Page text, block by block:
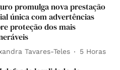
promulga nova prestação
única com advertências
proteção dos mais
Tavares-Teles 5 Horas